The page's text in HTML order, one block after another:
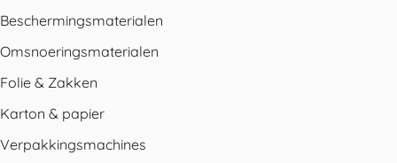
Beschermingsmaterialen
Omsnoeringsmaterialen
Folie & Zakken
Karton & papier
Verpakkingsmachines